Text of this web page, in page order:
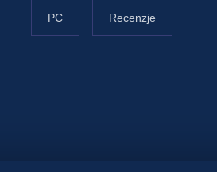
PC Recenzje